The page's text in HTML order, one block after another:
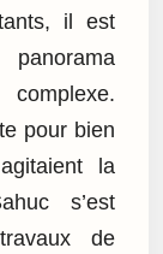
il est
panorama
pour bien
la
s’est
de